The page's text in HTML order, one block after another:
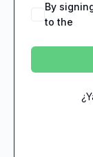
By
to the